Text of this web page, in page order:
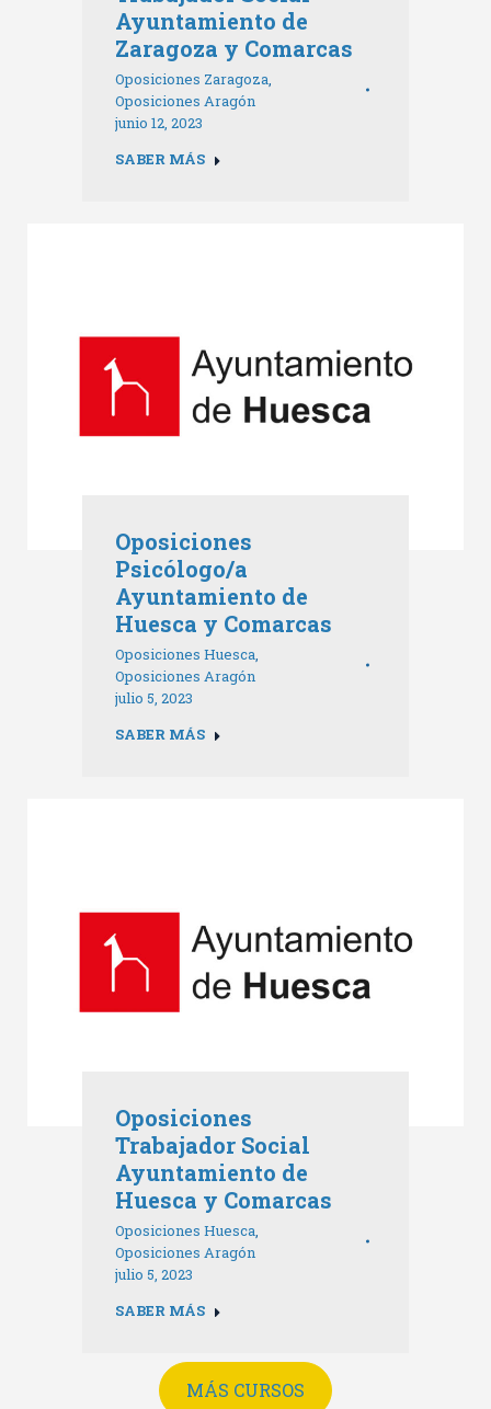
Ayuntamiento de
Zaragoza y Comarcas
Oposiciones Zaragoza,
Oposiciones Aragón
junio 12, 2023
SABER MÁS
Oposiciones
Psicólogo/a
Ayuntamiento de
Huesca y Comarcas
Oposiciones Huesca,
Oposiciones Aragón
julio 5, 2023
SABER MÁS
Oposiciones
Trabajador Social
Ayuntamiento de
Huesca y Comarcas
Oposiciones Huesca,
Oposiciones Aragón
julio 5, 2023
SABER MÁS
MÁS CURSOS